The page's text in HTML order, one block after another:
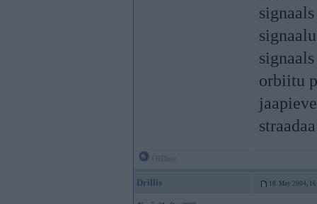
orbiitu
Drillis 18. May 2004,